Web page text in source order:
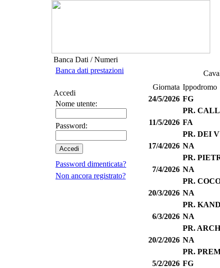
Banca Dati / Numeri
Banca dati prestazioni
Accedi
Nome utente:
Password:
Password dimenticata?
Non ancora registrato?
Giornata Ippodromo
24/5/2026 FG
PR.
11/5/2026 FA
PR. DEI
17/4/2026 NA
PR.
7/4/2026 NA
PR.
20/3/2026 NA
PR.
6/3/2026 NA
PR.
20/2/2026 NA
PR.
5/2/2026 FG